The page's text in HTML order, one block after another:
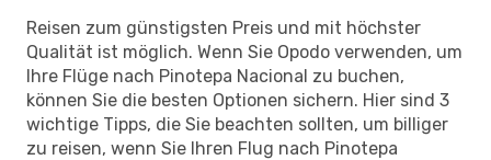
Reisen zum günstigsten Preis und mit höchster
Qualität ist möglich. Wenn Sie Opodo verwenden, um
Ihre Flüge nach Pinotepa Nacional zu buchen,
können Sie die besten Optionen sichern. Hier sind 3
wichtige Tipps, die Sie beachten sollten, um billiger
zu reisen, wenn Sie Ihren Flug nach Pinotepa